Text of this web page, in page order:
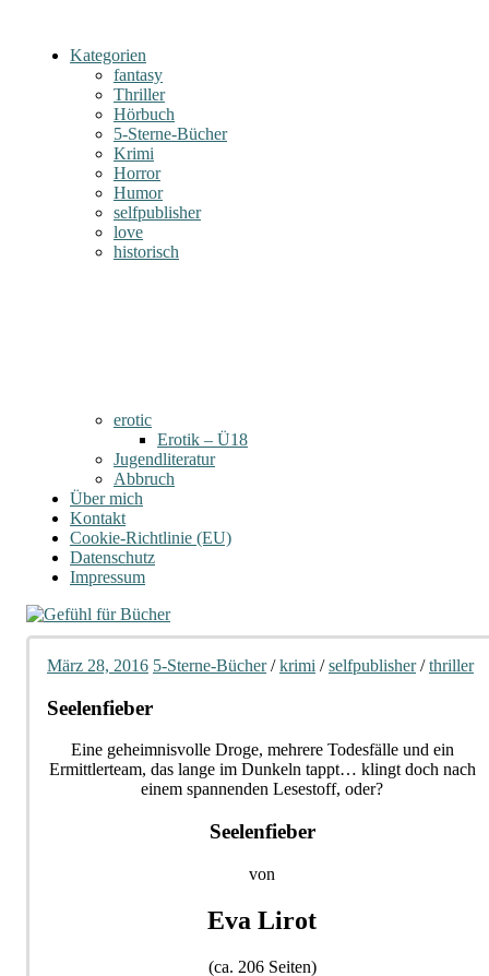
Kategorien
fantasy
Thriller
Hörbuch
5-Sterne-Bücher
Krimi
Horror
Humor
selfpublisher
love
historisch
erotic
Erotik – Ü18
Jugendliteratur
Abbruch
Über mich
Kontakt
Cookie-Richtlinie (EU)
Datenschutz
Impressum
März 28, 2016 5-Sterne-Bücher/krimi /selfpublisher/thriller
Seelenfieber
Eine geheimnisvolle Droge, mehrere Todesfälle und ein
Ermittlerteam, das lange im Dunkeln tappt… klingt doch nach
einem spannenden Lesestoff, oder?
Seelenfieber
von
Eva Lirot
(ca. 206 Seiten)